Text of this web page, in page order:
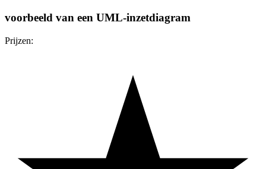
voorbeeld van een UML-inzetdiagram
Prijzen: